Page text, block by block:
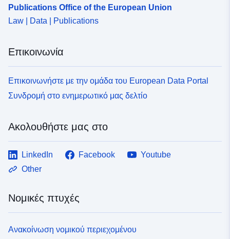
Publications Office of the European Union
Law | Data | Publications
Επικοινωνία
Επικοινωνήστε με την ομάδα του European Data Portal
Συνδρομή στο ενημερωτικό μας δελτίο
Ακολουθήστε μας στο
LinkedIn Facebook
Youtube
Other
Νομικές πτυχές
Ανακοίνωση νομικού περιεχομένου